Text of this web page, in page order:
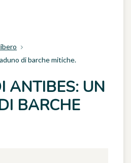
di barche mitiche.
ANTIBES: UN
BARCHE